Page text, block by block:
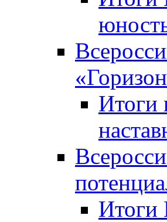
Итоги
Итоги